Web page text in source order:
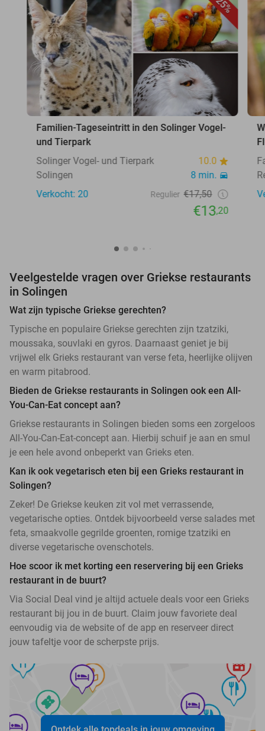
25%
Familien-Tageseintritt in den Solinger Vogel-
und Tierpark
Solinger Vogel- und Tierpark
10.0
Solingen
8 min.
Verkocht: 20
Regulier €17,50
€13,20
Veelgestelde vragen over Griekse restaurants
in Solingen
Wat zijn typische Griekse gerechten?
Typische en populaire Griekse gerechten zijn tzatziki,
moussaka, souvlaki en gyros. Daarnaast geniet je bij
vrijwel elk Grieks restaurant van verse feta, heerlijke olijven
en warm pitabrood.
Bieden de Griekse restaurants in Solingen ook een All-
You-Can-Eat concept aan?
Griekse restaurants in Solingen bieden soms een zorgeloos
All-You-Can-Eat-concept aan. Hierbij schuif je aan en smul
je een hele avond onbeperkt van Grieks eten.
Kan ik ook vegetarisch eten bij een Grieks restaurant in
Solingen?
Zeker! De Griekse keuken zit vol met verrassende,
vegetarische opties. Ontdek bijvoorbeeld verse salades met
feta, smaakvolle gegrilde groenten, romige tzatziki en
diverse vegetarische ovenschotels.
Hoe scoor ik met korting een reservering bij een Grieks
restaurant in de buurt?
Via Social Deal vind je altijd actuele deals voor een Grieks
restaurant bij jou in de buurt. Claim jouw favoriete deal
eenvoudig via de website of de app en reserveer direct
jouw tafeltje voor de scherpste prijs.